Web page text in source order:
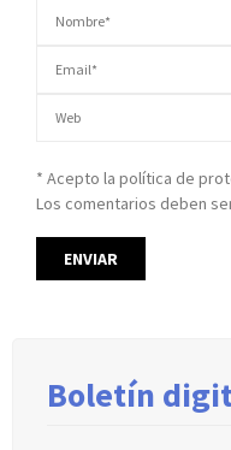
* Acepto la política de
Los comentarios deben
Boletín